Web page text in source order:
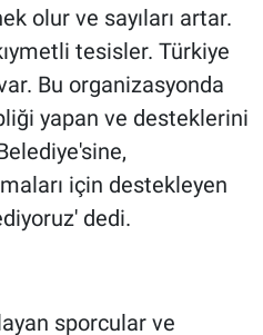
olur ve sayıları artar.
tesisler. Türkiye
Bu organizasyonda
yapan ve desteklerini
için destekleyen
dedi.
sporcular ve